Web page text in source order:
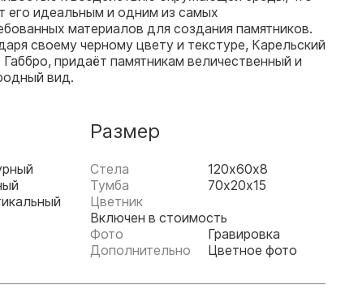
его идеальным и одним из самых
материалов для создания памятников.
своему черному цвету и текстуре, Карельский
Габбро, придаёт памятникам величественный и
вид.
Размер
Стела
120х60х8
Тумба
70х20х15
Цветник
Включен в стоимость
Фото
Гравировка
Дополнительно
Цветное фото